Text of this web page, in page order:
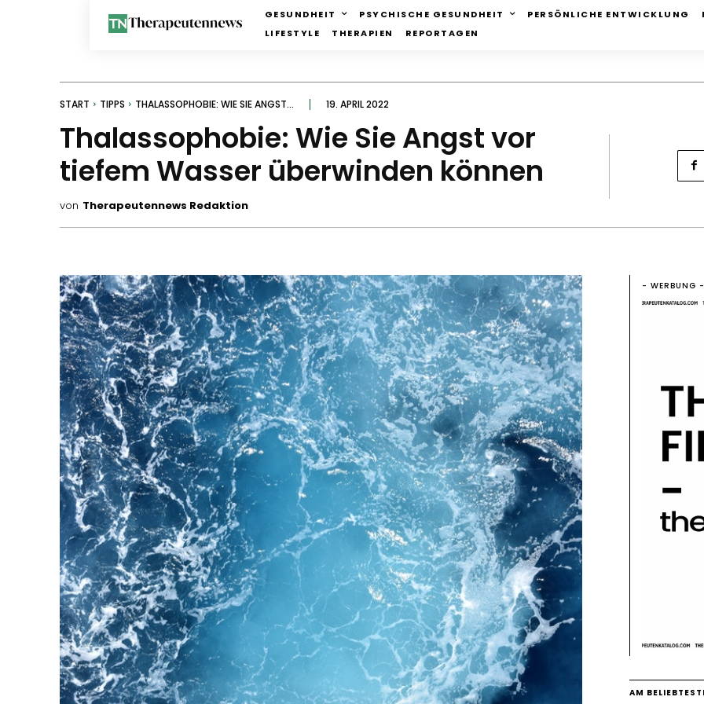
GESUNDHEIT PSYCHISCHE GESUNDHEIT PERSÖNLICHE ENTWICKLUNG
LIFESTYLE
THERAPIEN REPORTAGEN
START TIPPS THALASSOPHOBIE: WIE SIE ANGST... 19. APRIL 2022
Thalassophobie: Wie Sie Angst vor
tiefem Wasser überwinden können
von Therapeutennews Redaktion
- WERBUNG
AM